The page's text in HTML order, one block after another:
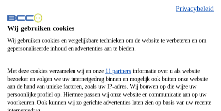
Fitelli
Airfryer
Frituurpan
Contactgrill
Broodbakmachine
Broodrooster
Privacybeleid
Wij gebruiken cookies
Wij gebruiken cookies en vergelijkbare technieken om de website te verbeteren en om
gepersonaliseerde inhoud en advertenties aan te bieden.
Met deze cookies verzamelen wij en onze 11 partners informatie over u als website
bezoeker en volgen we uw internetgedrag binnen en mogelijk ook buiten onze website
aan de hand van unieke factoren, zoals uw IP-adres. Wij bouwen op die wijze uw
persoonlijke profiel op. Hiermee passen wij onze website en communicatie aan op uw
voorkeuren. Ook kunnen wij zo gerichte advertenties laten zien op basis van uw recente